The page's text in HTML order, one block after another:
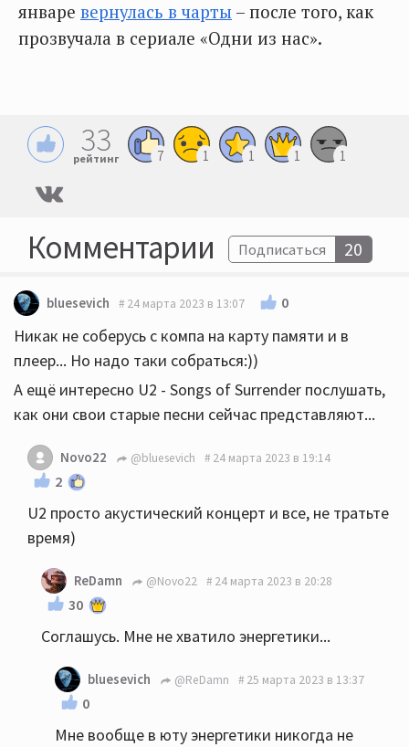
январе вернулась в чарты – после того, как
прозвучала в сериале «Одни из нас».
33
рейтинг 7 1 1 1 1
Комментарии Подписаться 20
bluesevich 24 марта 2023 в 13:07 0
Никак не соберусь с компа на карту памяти и в
плеер... Но надо таки собраться:))
А ещё интересно U2 - Songs of Surrender послушать,
как они свои старые песни сейчас представляют...
Novo22 @bluesevich 24 марта 2023 в 19:14
2
U2 просто акустический концерт и все, не тратьте
время)
ReDamn @Novo22 24 марта 2023 в 20:28
30
Соглашусь. Мне не хватило энергетики...
bluesevich @ReDamn 25 марта 2023 в 13:37
0
Мне вообще в юту энергетики никогда не